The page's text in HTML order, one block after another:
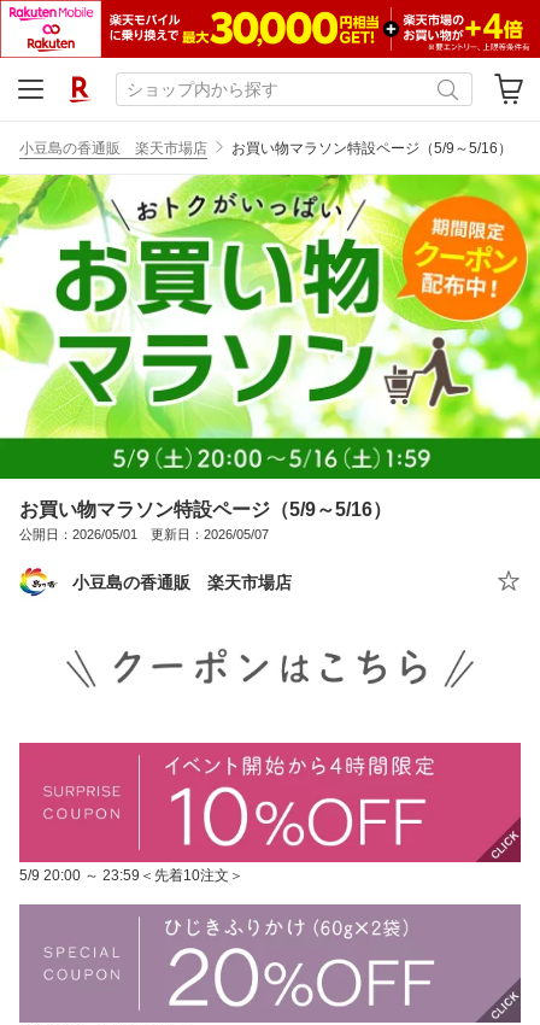
小豆島の香通販 楽天市場店 お買い物マラソン特設ページ（5/9～5/16）
お買い物マラソン特設ページ（5/9～5/16）
公開日：2026/05/01 更新日：2026/05/07
小豆島の香通販 楽天市場店
5/9 20:00 ～ 23:59＜先着10注文＞